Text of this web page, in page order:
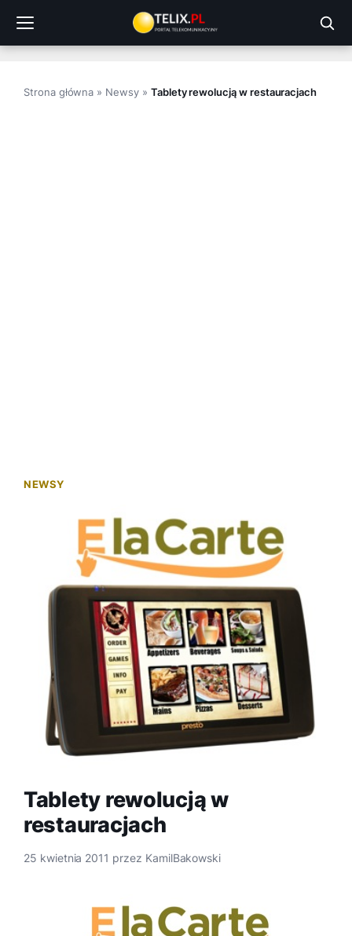
treści
Strona główna » Newsy» Tablety rewolucją w restauracjach
NEWSY
Tablety rewolucją w
restauracjach
25 kwietnia 2011 przez KamilBakowski